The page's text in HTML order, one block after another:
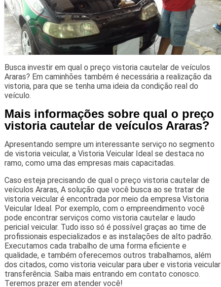
Busca investir em qual o preço vistoria cautelar de veículos
Araras? Em caminhões também é necessária a realização da
vistoria, para que se tenha uma ideia da condição real do
veículo.
Mais informações sobre qual o preço
vistoria cautelar de veículos Araras?
Apresentando sempre um interessante serviço no segmento
de vistoria veicular, a Vistoria Veicular Ideal se destaca no
ramo, como uma das empresas mais capacitadas.
Caso esteja precisando de qual o preço vistoria cautelar de
veículos Araras, A solução que você busca ao se tratar de
vistoria veicular é encontrada por meio da empresa Vistoria
Veicular Ideal. Por exemplo, com o empreendimento você
pode encontrar serviços como vistoria cautelar e laudo
pericial veicular. Tudo isso só é possível graças ao time de
profissionais especializados e as instalações de alto padrão.
Executamos cada trabalho de uma forma eficiente e
qualidade, e também oferecemos outros trabalhamos, além
dos citados, como vistoria veicular para uber e vistoria veicular
transferência. Saiba mais entrando em contato conosco.
Teremos prazer em atender você!